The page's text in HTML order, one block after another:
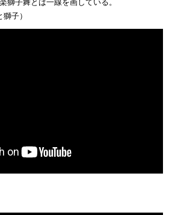
獅子舞とは一線を画している。
子）